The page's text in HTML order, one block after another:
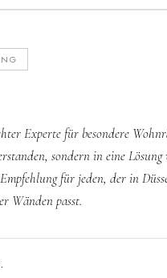
Experte für besondere
sondern in eine
für jeden, der in
Wänden passt.